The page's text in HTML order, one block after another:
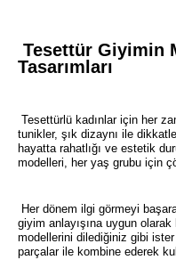
Tesettür Giyimin
Tasarımları
Tesettürlü kadınlar için her
tunikler, şık dizaynı ile
hayatta rahatlığı ve estetik
modelleri, her yaş grubu için
Her dönem ilgi görmeyi
giyim anlayışına uygun
modellerini dilediğiniz gibi
parçalar ile kombine ederek